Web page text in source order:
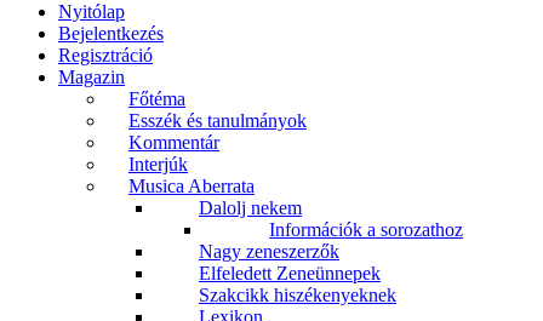
Nyitólap
Bejelentkezés
Regisztráció
Magazin
Főtéma
Esszék és tanulmányok
Kommentár
Interjúk
Musica Aberrata
Dalolj nekem
Információk a sorozathoz
Nagy zeneszerzők
Elfeledett Zeneünnepek
Szakcikk hiszékenyeknek